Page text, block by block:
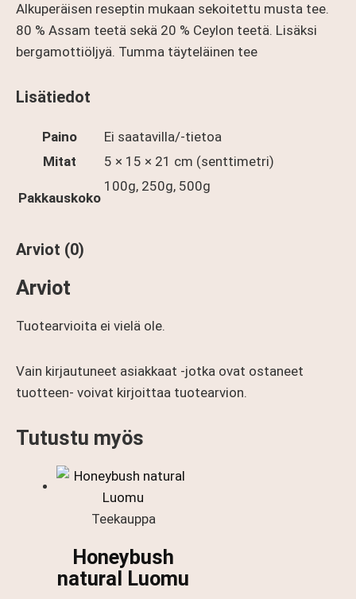
Alkuperäisen reseptin mukaan sekoitettu musta tee.
80 % Assam teetä sekä 20 % Ceylon teetä. Lisäksi
bergamottiöljyä. Tumma täyteläinen tee
Lisätiedot
Paino
Ei saatavilla/-tietoa
Mitat
5 × 15 × 21 cm (senttimetri)
Pakkauskoko
100g, 250g, 500g
Arviot (0)
Arviot
Tuotearvioita ei vielä ole.
Vain kirjautuneet asiakkaat -jotka ovat ostaneet
tuotteen- voivat kirjoittaa tuotearvion.
Tutustu myös
Teekauppa
Honeybush
natural Luomu